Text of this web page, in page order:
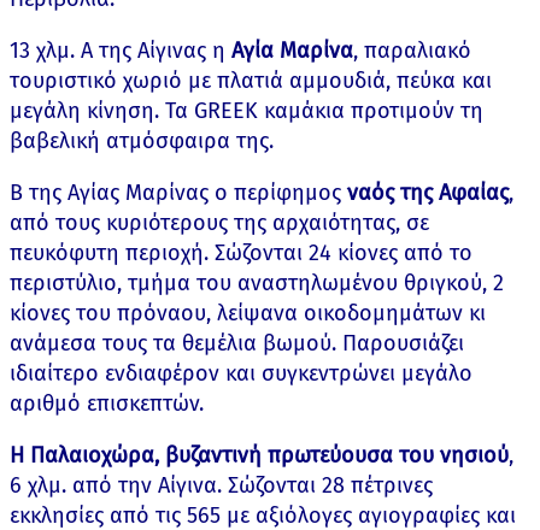
13 χλμ. Α της Αίγινας η Αγία Μαρίνα, παραλιακό
τουριστικό χωριό με πλατιά αμμουδιά, πεύκα και
μεγάλη κίνηση. Τα GREEK καμάκια προτιμούν τη
βαβελική ατμόσφαιρα της.
Β της Αγίας Μαρίνας ο περίφημοςναός της Αφαίας,
από τους κυριότερους της αρχαιότητας, σε
πευκόφυτη περιοχή. Σώζονται 24 κίονες από το
περιστύλιο, τμήμα του αναστηλωμένου θριγκού, 2
κίονες του πρόναου, λείψανα οικοδομημάτων κι
ανάμεσα τους τα θεμέλια βωμού. Παρουσιάζει
ιδιαίτερο ενδιαφέρον και συγκεντρώνει μεγάλο
αριθμό επισκεπτών.
Η Παλαιοχώρα, βυζαντινή πρωτεύουσα του νησιού,
6 χλμ. από την Αίγινα. Σώζονται 28 πέτρινες
εκκλησίες από τις 565 με αξιόλογες αγιογραφίες και